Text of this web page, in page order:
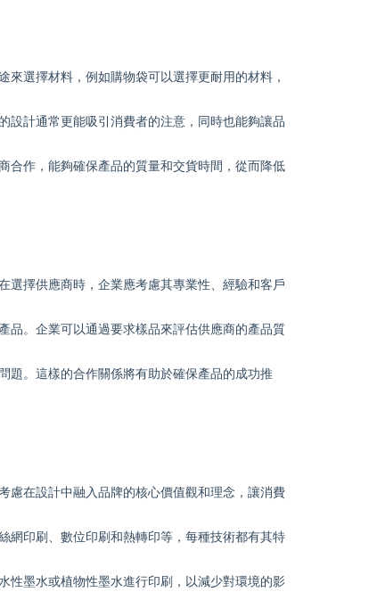
選擇材料，例如購物袋可以選擇更耐用的材料，
設計通常更能吸引消費者的注意，同時也能夠讓品
合作，能夠確保產品的質量和交貨時間，從而降低
選擇供應商時，企業應考慮其專業性、經驗和客戶
品。企業可以通過要求樣品來評估供應商的產品質
題。這樣的合作關係將有助於確保產品的成功推
慮在設計中融入品牌的核心價值觀和理念，讓消費
網印刷、數位印刷和熱轉印等，每種技術都有其特
性墨水或植物性墨水進行印刷，以減少對環境的影